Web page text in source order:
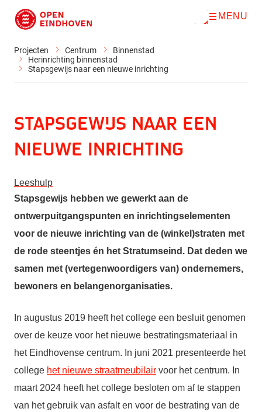
Direct naar de inhoud
O
MENU
Projecten Centrum
Binnenstad
Herinrichting binnenstad
Stapsgewijs naar een nieuwe inrichting
Stapsgewijs naar een
nieuwe inrichting
Leeshulp
Stapsgewijs hebben we gewerkt aan de
ontwerpuitgangspunten en inrichtingselementen
voor de nieuwe inrichting van de (winkel)straten met
de rode steentjes én het Stratumseind. Dat deden we
samen met (vertegenwoordigers van) ondernemers,
bewoners en belangenorganisaties.
In augustus 2019 heeft het college een besluit genomen
over de keuze voor het nieuwe bestratingsmateriaal in
het Eindhovense centrum. In juni 2021 presenteerde het
college het nieuwe straatmeubilair voor het centrum. In
maart 2024 heeft het college besloten om af te stappen
van het gebruik van asfalt en voor de bestrating van de